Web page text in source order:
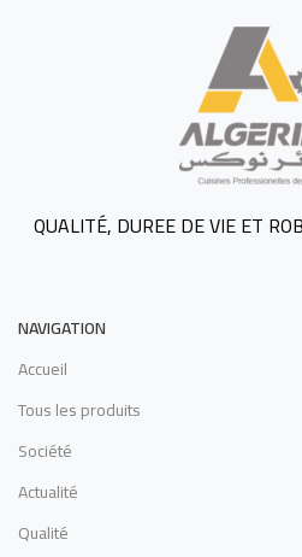
QUALITÉ, DUREE DE VIE ET
NAVIGATION
Accueil
Tous les produits
Société
Actualité
Qualité